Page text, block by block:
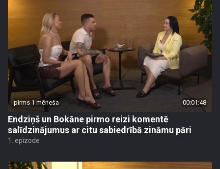
pirms 1 mēneša 00:01:48
Endziņš un Bokāne pirmo reizi komentē
salīdzinājumus ar citu sabiedrībā zināmu pāri
1. epizode